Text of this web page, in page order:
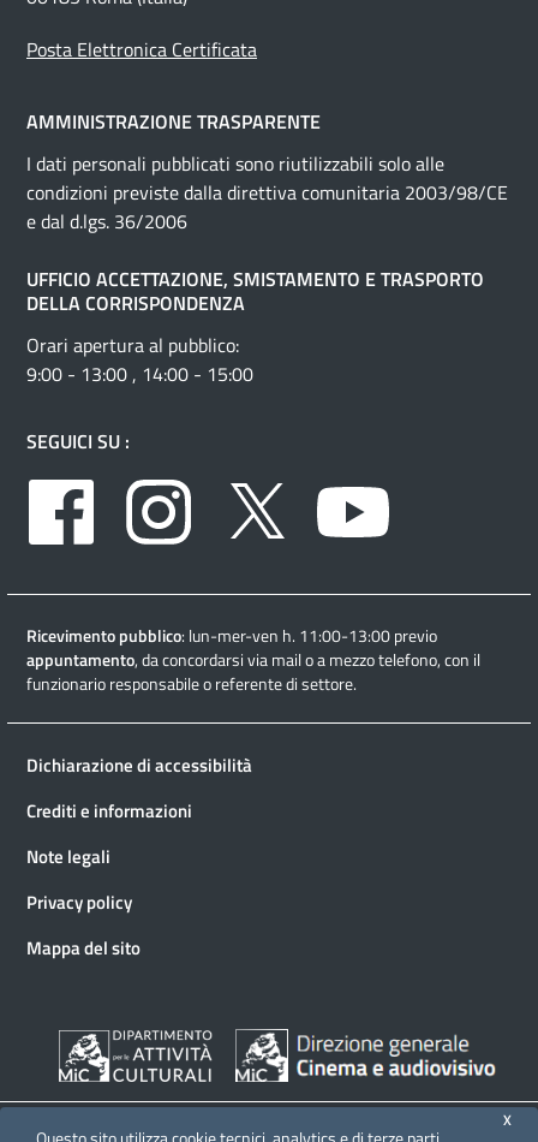
Posta Elettronica Certificata
AMMINISTRAZIONE TRASPARENTE
I dati personali pubblicati sono riutilizzabili solo alle
condizioni previste dalla direttiva comunitaria 2003/98/CE
e dal d.lgs. 36/2006
UFFICIO ACCETTAZIONE, SMISTAMENTO E TRASPORTO
DELLA CORRISPONDENZA
Orari apertura al pubblico:
9:00 - 13:00 , 14:00 - 15:00
SEGUICI SU :
Facebook
Instagram Twitter
Ricevimento pubblico: lun-mer-ven h. 11:00-13:00 previo
appuntamento, da concordarsi via mail o a mezzo telefono, con il
funzionario responsabile o referente di settore.
Dichiarazione di accessibilità
Crediti e informazioni
Note legali
Privacy policy
Mappa del sito
X